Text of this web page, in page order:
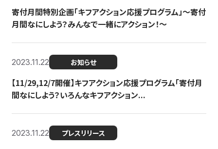
寄付月間特別企画「キフアクション応援プログラム」〜寄付
月間なにしよう？みんなで一緒にアクション！〜
2023.11.22 お知らせ
【11/29,12/7開催】キフアクション応援プログラム「寄付月
間なにしよう？いろんなキフアクション...
2023.11.22 プレスリリース